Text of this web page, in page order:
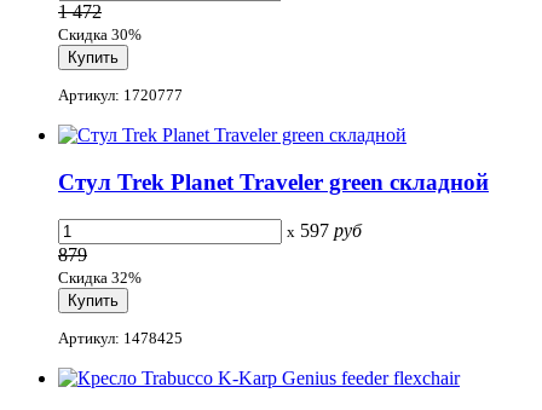
1 472
Скидка 30%
Артикул: 1720777
Стул Trek Planet Traveler green складной
x 597 руб
879
Скидка 32%
Артикул: 1478425